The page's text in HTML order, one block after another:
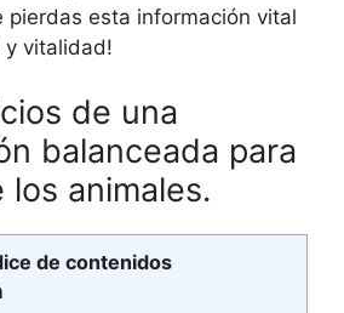
pierdas esta información vital
y vitalidad!
de una
balanceada para
los animales.
de contenidos